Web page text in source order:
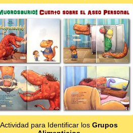
Actividad para Identificar los Grupos